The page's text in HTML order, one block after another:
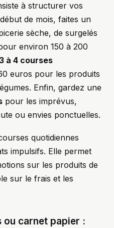
à structurer vos
de mois, faites un
sèche, de surgelés
environ 150 à 200
3 à 4 courses
euros pour les produits
Enfin, gardez une
pour les imprévus,
ou envies ponctuelles.
quotidiennes
impulsifs. Elle permet
sur les produits de
sur le frais et les
carnet papier :